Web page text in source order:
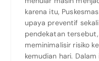
karena itu,
upaya preventif
pendekatan
meminimalisir risiko
kemudian hari.